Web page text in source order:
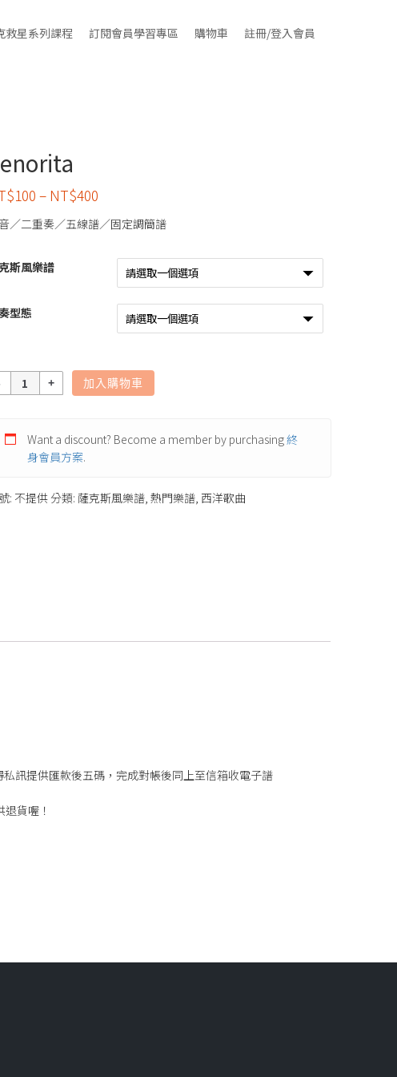
救星系列課程 訂閱會員學習專區 購物車 註冊/登入會員
100 – NT$400
／二重奏／五線譜／固定調簡譜
斯風樂譜
型態
加入購物車
Want a discount? Become a member by purchasing終
身會員方案.
: 不提供分類: 薩克斯風樂譜, 熱門樂譜, 西洋歌曲
訊提供匯款後五碼，完成對帳後同上至信箱收電子譜
貨喔！